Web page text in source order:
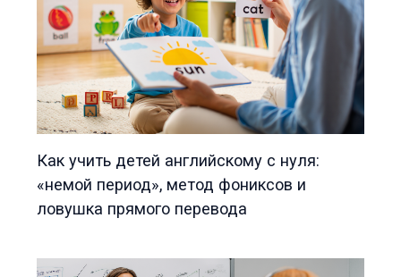
Как учить детей английскому с нуля:
«немой период», метод фониксов и
ловушка прямого перевода